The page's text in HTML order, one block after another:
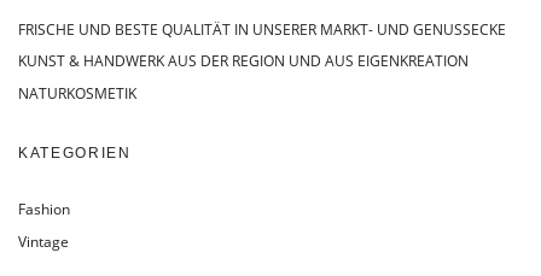
FRISCHE UND BESTE QUALITÄT IN UNSERER MARKT- UND GENUSSECKE
KUNST & HANDWERK AUS DER REGION UND AUS EIGENKREATION
NATURKOSMETIK
KATEGORIEN
Fashion
Vintage